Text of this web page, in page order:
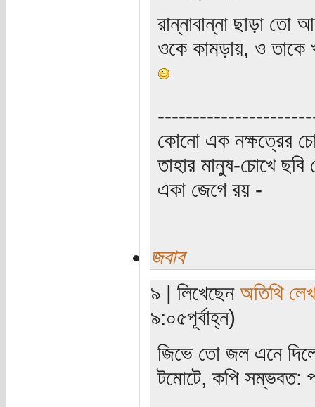
রান্নাবান্না ছাড়া
ওকে কামড়ায়, ও তাকে
কোনো এক নক্ষত্রের
তাহার মানুষ-চোখে ছবি
একা জেগে রয় -
জবাব
৯ | লিখেছেন অতিথি
৯:০৫পূর্বাহ্ন)
জিভে তো জল এনে
টমোটে, কপি সম্ভবত: